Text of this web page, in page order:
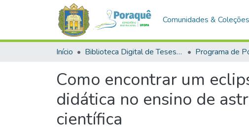
Comunidades & Coleções
Início Biblioteca Digital de Teses e Dissertações (BDTD)
Como encontrar um
didática no ensino de
científica